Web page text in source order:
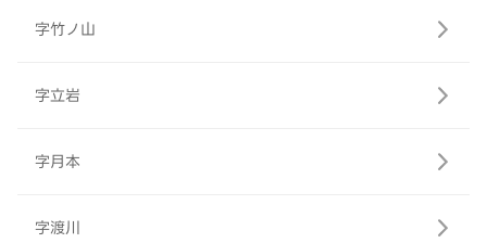
字竹ノ山
字立岩
字月本
字渡川